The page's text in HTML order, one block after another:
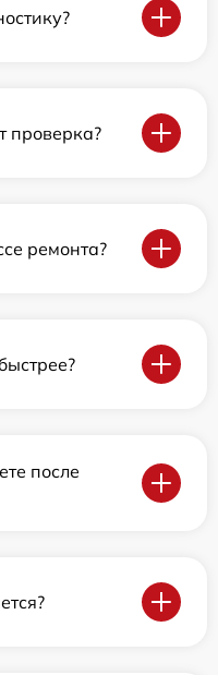
проверка?
ремонта?
после